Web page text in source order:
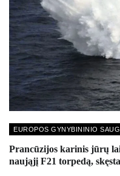
EUROPOS GYNYBININIO
Prancūzijos karinis jūrų
naująjį F21 torpedą,